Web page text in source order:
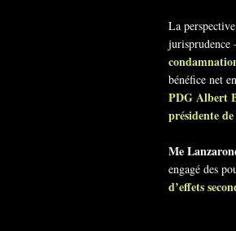
La
jurisprudence
bénéfice net en
PDG Albert
présidente
Me
engagé des
d’effets